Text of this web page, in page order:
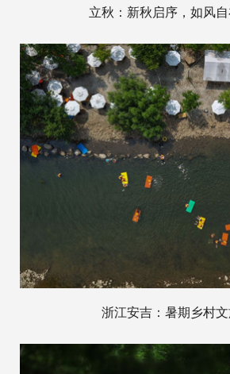
立秋：新秋启序，如风
浙江安吉：暑期乡村